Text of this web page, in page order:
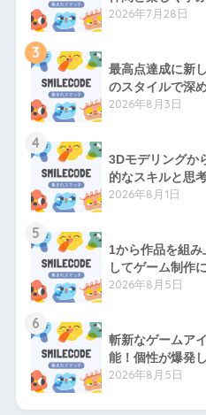
2026年7月28日
3
最高点達成に新
のスタイルで深
2026年8月3日
4
3Dモデリングか
的なスキルと思
2026年8月1日
5
1から作品を組
してゲーム制作
2026年8月5日
6
斬新なゲームア
能！個性が爆発
2026年8月5日